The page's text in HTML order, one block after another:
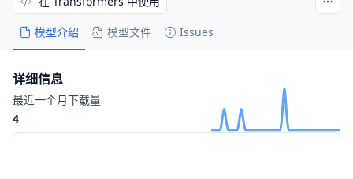
模型介绍 模型文件 Issues
详细信息
最近一个月下载量
4